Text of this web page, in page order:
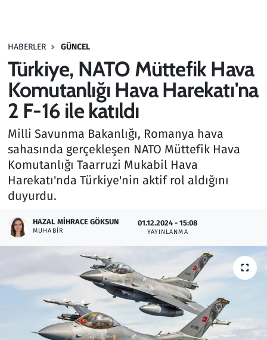
HABERLER GÜNCEL
Türkiye, NATO Müttefik Hava
Komutanlığı Hava Harekatı'na
2 F-16 ile katıldı
Milli Savunma Bakanlığı, Romanya hava
sahasında gerçekleşen NATO Müttefik Hava
Komutanlığı Taarruzi Mukabil Hava
Harekatı'nda Türkiye'nin aktif rol aldığını
duyurdu.
HAZAL MIHRACE GÖKSUN
MUHABIR
01.12.2024 - 15:08
YAYINLANMA
Haber
Kültür Sanat
Kurumsal Haberler
Lezzet Durağı
Memur ve Kamu
Otomobil
Oyun
Resmi İlanlar
Rüya Tabirleri